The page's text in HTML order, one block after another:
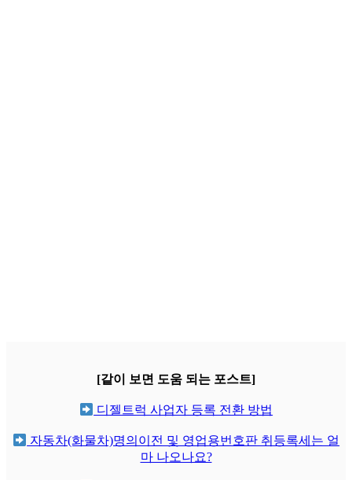
[같이 보면 도움 되는 포스트]
디젤트럭 사업자 등록 전환 방법
자동차(화물차)명의이전 및 영업용번호판 취등록세는 얼
마 나오나요?